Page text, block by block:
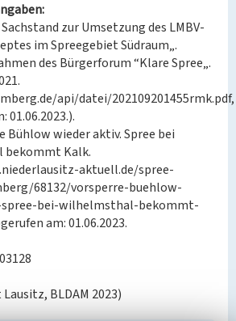
Sachstand zur Umsetzung des LMBV-
im Spreegebiet Südraum„.
des Bürgerforum “Klare Spree„.
api/datei/202109201455rmk.pdf,
01.06.2023.).
Bühlow wieder aktiv. Spree bei
Kalk.
aktuell.de/spree-
68132/vorsperre-buehlow-
bei-wilhelmsthal-bekommt-
am: 01.06.2023.
BLDAM 2023)